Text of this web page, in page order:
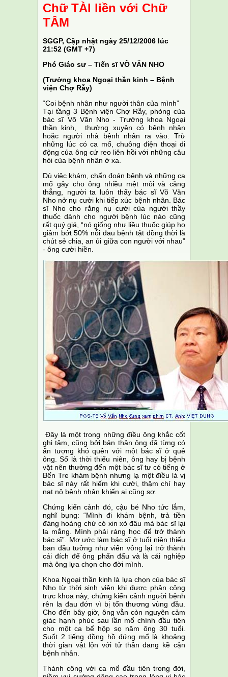
Chữ TÀI liền với Chữ
TÂM
SGGP, Cập nhật ngày 25/12/2006 lúc
21:52 (GMT +7)
Phó Giáo sư – Tiến sĩ VÕ VĂN NHO
(Trưởng khoa Ngoại thần kinh – Bệnh
viện Chợ Rẫy)
“Coi bệnh nhân như người thân của mình”
Tại tầng 3 Bệnh viện Chợ Rẫy, phòng của
bác sĩ Võ Văn Nho - Trưởng khoa Ngoại
thần kinh, thường xuyên có bệnh nhân
hoặc người nhà bệnh nhân ra vào. Trừ
những lúc có ca mổ, chuông điện thoại di
động của ông cứ reo liên hồi với những câu
hỏi của bệnh nhân ở xa.
Dù việc khám, chẩn đoán bệnh và những ca
mổ gây cho ông nhiều mệt mỏi và căng
thẳng, người ta luôn thấy bác sĩ Võ Văn
Nho nở nụ cười khi tiếp xúc bệnh nhân. Bác
sĩ Nho cho rằng nụ cười của người thầy
thuốc dành cho người bệnh lúc nào cũng
rất quý giá, “nó giống như liều thuốc giúp họ
giảm bớt 50% nỗi đau bệnh tật đồng thời là
chút sẻ chia, an ủi giữa con người với nhau”
- ông cười hiền.
Đây là một trong những điều ông khắc cốt
ghi tâm, cũng bởi bản thân ông đã từng có
ấn tượng khó quên với một bác sĩ ở quê
ông. Số là thời thiếu niên, ông hay bị bệnh
vặt nên thường đến một bác sĩ tư có tiếng ở
Bến Tre khám bệnh nhưng lạ một điều là vị
bác sĩ này rất hiếm khi cười, thậm chí hay
nạt nộ bệnh nhân khiến ai cũng sợ.
Chứng kiến cảnh đó, cậu bé Nho tức lắm,
nghĩ bụng: “Mình đi khám bệnh, trả tiền
đàng hoàng chứ có xin xỏ đâu mà bác sĩ lại
la mắng. Mình phải ráng học để trở thành
bác sĩ”. Mơ ước làm bác sĩ ở tuổi niên thiếu
ban đầu tưởng như viển vông lại trở thành
cái đích để ông phấn đấu và là cái nghiệp
mà ông lựa chọn cho đời mình.
Khoa Ngoại thần kinh là lựa chọn của bác sĩ
Nho từ thời sinh viên khi được phân công
trực khoa này, chứng kiến cảnh người bệnh
rên la đau đớn vì bị tổn thương vùng đầu.
Cho đến bây giờ, ông vẫn còn nguyên cảm
giác hạnh phúc sau lần mổ chính đầu tiên
cho một ca bể hộp sọ năm ông 30 tuổi.
Suốt 2 tiếng đồng hồ đứng mổ là khoảng
thời gian vật lộn với tử thần đang kề cận
bệnh nhân.
Thành công với ca mổ đầu tiên trong đời,